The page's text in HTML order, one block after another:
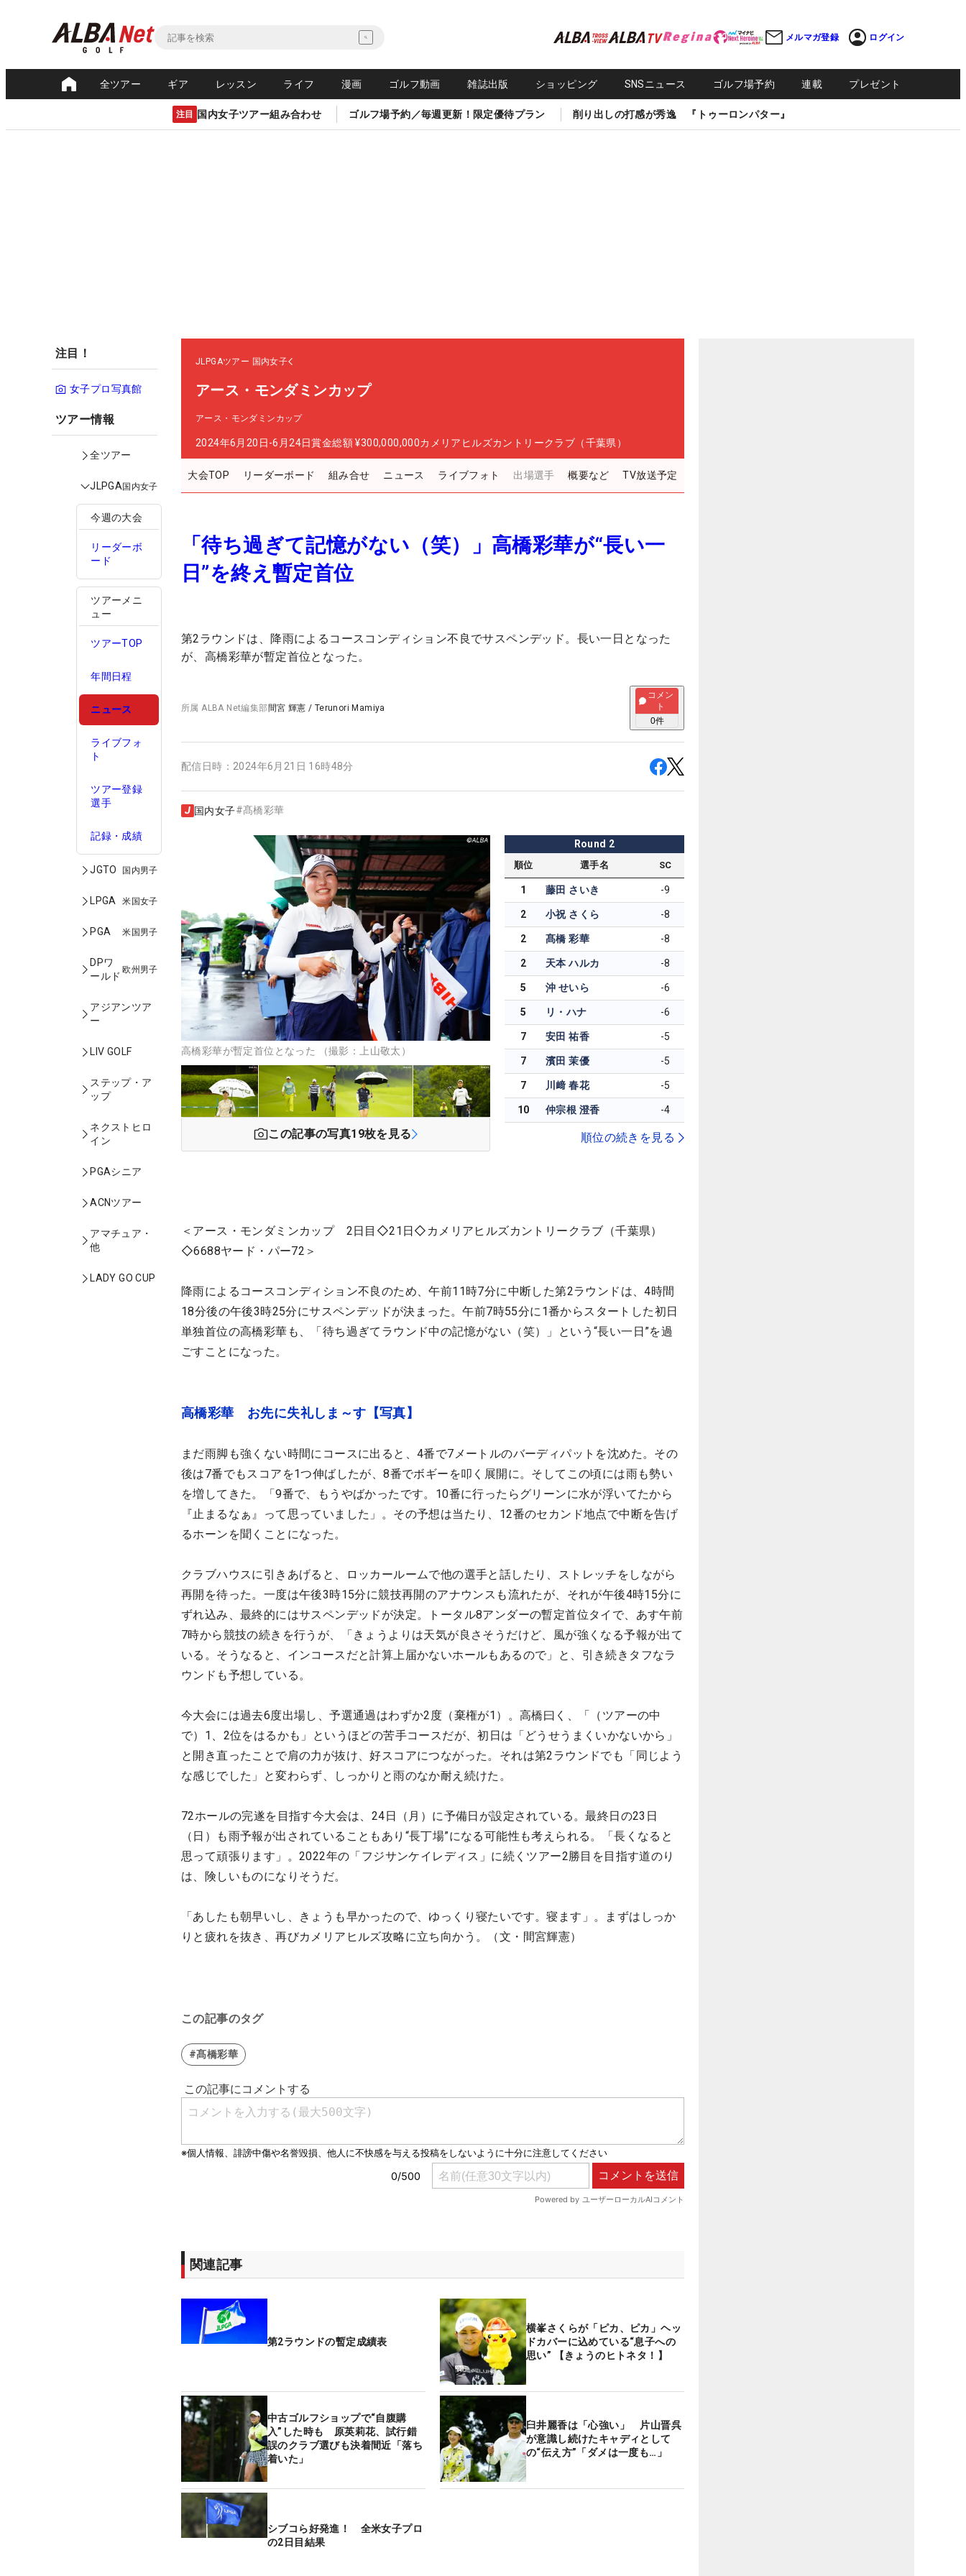
メルマガ登録 ログイン
全ツアー ギア レッスン ライフ 漫画 ゴルフ動画 雑誌出版 ショッピング SNSニュース ゴルフ場予約 連載 プレゼント
注目 国内女子ツアー組み合わせ ゴルフ場予約／毎週更新！限定優待プラン 削り出しの打感が秀逸 『トゥーロンパター』
注目！
女子プロ写真館
ツアー情報
全ツアー
JLPGA国内女子
今週の大会
リーダーボ
ード
ツアーメニ
ュー
ツアーTOP
年間日程
ニュース
ライブフォ
ト
ツアー登録
選手
記録・成績
JGTO 国内男子
LPGA 米国女子
PGA 米国男子
DPワ
ールド
欧州男子
アジアンツア
ー
LIV GOLF
ステップ・ア
ップ
ネクストヒロ
イン
PGAシニア
ACNツアー
アマチュア・
他
LADY GO CUP
JLPGAツアー 国内女子
アース・モンダミンカップ
アース・モンダミンカップ
2024年6月20日-6月24日賞金総額 ¥300,000,000カメリアヒルズカントリークラブ（千葉県）
大会TOP リーダーボード 組み合せ ニュース ライブフォト 出場選手 概要など TV放送予定
「待ち過ぎて記憶がない（笑）」高橋彩華が“長い一
日”を終え暫定首位
第2ラウンドは、降雨によるコースコンディション不良でサスペンデッド。長い一日となった
が、高橋彩華が暫定首位となった。
所属ALBA Net編集部間宮 輝憲 / Terunori Mamiya
コメン
ト
0件
配信日時： 2024年6月21日 16時48分
国内女子#髙橋彩華
高橋彩華が暫定首位となった （撮影：上山敬太）
この記事の写真19枚を見る
Round 2
順位 選手名 SC
1 藤田 さいき -9
2 小祝 さくら -8
2 髙橋 彩華 -8
2 天本 ハルカ -8
5 沖 せいら -6
5 リ・ハナ -6
7 安田 祐香 -5
7 濱田 茉優 -5
7 川﨑 春花 -5
10 仲宗根 澄香 -4
順位の続きを見る
＜アース・モンダミンカップ 2日目◇21日◇カメリアヒルズカントリークラブ（千葉県）
◇6688ヤード・パー72＞
降雨によるコースコンディション不良のため、午前11時7分に中断した第2ラウンドは、4時間
18分後の午後3時25分にサスペンデッドが決まった。午前7時55分に1番からスタートした初日
単独首位の高橋彩華も、「待ち過ぎてラウンド中の記憶がない（笑）」という“長い一日”を過
ごすことになった。
高橋彩華 お先に失礼しま～す【写真】
まだ雨脚も強くない時間にコースに出ると、4番で7メートルのバーディパットを沈めた。その
後は7番でもスコアを1つ伸ばしたが、8番でボギーを叩く展開に。そしてこの頃には雨も勢い
を増してきた。「9番で、もうやばかったです。10番に行ったらグリーンに水が浮いてたから
『止まるなぁ』って思っていました」。その予想は当たり、12番のセカンド地点で中断を告げ
るホーンを聞くことになった。
クラブハウスに引きあげると、ロッカールームで他の選手と話したり、ストレッチをしながら
再開を待った。一度は午後3時15分に競技再開のアナウンスも流れたが、それが午後4時15分に
ずれ込み、最終的にはサスペンデッドが決定。トータル8アンダーの暫定首位タイで、あす午前
7時から競技の続きを行うが、「きょうよりは天気が良さそうだけど、風が強くなる予報が出て
いる。そうなると、インコースだと計算上届かないホールもあるので」と、引き続きタフなラ
ウンドも予想している。
今大会には過去6度出場し、予選通過はわずか2度（棄権が1）。高橋曰く、「（ツアーの中
で）1、2位をはるかも」というほどの苦手コースだが、初日は「どうせうまくいかないから」
と開き直ったことで肩の力が抜け、好スコアにつながった。それは第2ラウンドでも「同じよう
な感じでした」と変わらず、しっかりと雨のなか耐え続けた。
72ホールの完遂を目指す今大会は、24日（月）に予備日が設定されている。最終日の23日
（日）も雨予報が出されていることもあり“長丁場”になる可能性も考えられる。「長くなると
思って頑張ります」。2022年の「フジサンケイレディス」に続くツアー2勝目を目指す道のり
は、険しいものになりそうだ。
「あしたも朝早いし、きょうも早かったので、ゆっくり寝たいです。寝ます」。まずはしっか
りと疲れを抜き、再びカメリアヒルズ攻略に立ち向かう。（文・間宮輝憲）
この記事のタグ
#髙橋彩華
関連記事
第2ラウンドの暫定成績表
横峯さくらが「ピカ、ピカ」ヘッ
ドカバーに込めている“息子への
思い” 【きょうのヒトネタ！】
中古ゴルフショップで“自腹購
入”した時も 原英莉花、試行錯
誤のクラブ選びも決着間近「落ち
着いた」
臼井麗香は「心強い」 片山晋呉
が意識し続けたキャディとして
の“伝え方”「ダメは一度も…」
シブコら好発進！ 全米女子プロ
の2日目結果